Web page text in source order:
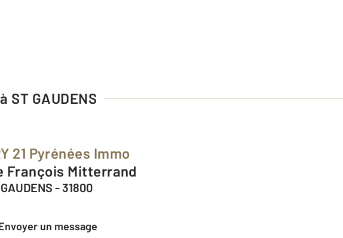
ST GAUDENS
21 Pyrénées Immo
François Mitterrand
GAUDENS - 31800
Envoyer un message